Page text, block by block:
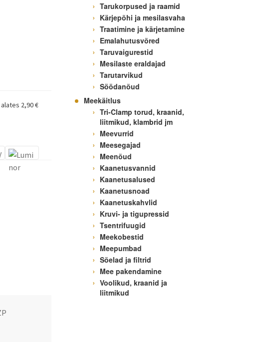
2,90 €
Tarukorpused ja raamid
Kärjepõhi ja mesilasvaha
Traatimine ja kärjetamine
Emalahutusvõred
Taruvaigurestid
Mesilaste eraldajad
Tarutarvikud
Söödanõud
Meekäitlus
Tri-Clamp torud, kraanid,
liitmikud, klambrid jm
Meevurrid
Meesegajad
Meenõud
Kaanetusvannid
Kaanetusalused
Kaanetusnoad
Kaanetuskahvlid
Kruvi- ja tigupressid
Tsentrifuugid
Meekobestid
Meepumbad
Sõelad ja filtrid
Mee pakendamine
Voolikud, kraanid ja
liitmikud